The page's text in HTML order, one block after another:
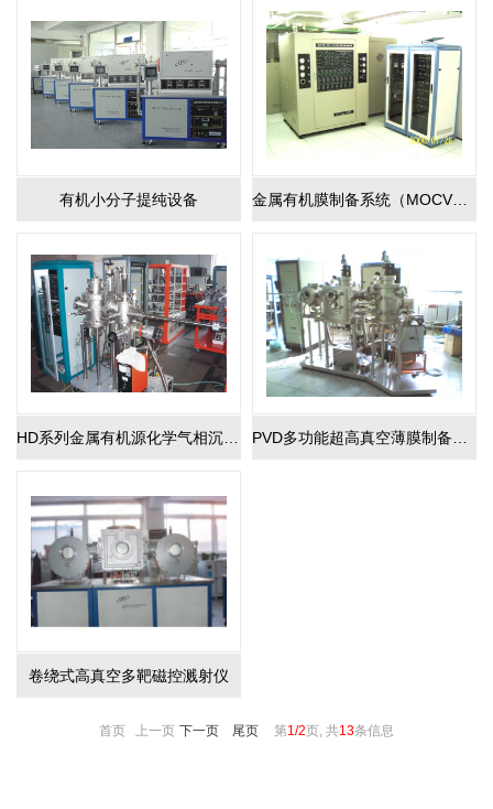
有机小分子提纯设备
卷绕式高真空多靶磁控溅射仪
首页 上一页 下一页 尾页 第1/2页, 共13条信息